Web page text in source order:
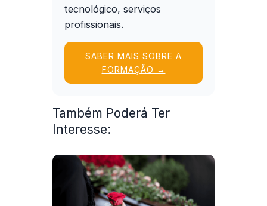
tecnológico, serviços
profissionais.
SABER MAIS SOBRE A
FORMAÇÃO →
Também Poderá Ter
Interesse: